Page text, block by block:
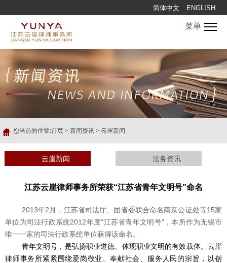
简体中文 ENGLISH
菜单
您当前的位置:首页 > 新闻资讯 > 云崖新闻
云崖新闻 法务资讯
江苏云崖律师事务所荣获“江苏省青年文明号”命名
2013年2月，江苏省司法厅、团省委联合命名南京公证处等15家
单位为司法行政系统2012年度“江苏省青年文明号”，本所作为无锡市
唯一一家的司法行政系统单位获得该命名。
青年文明号，是弘扬职业道德、体现职业文明的有效载体。云崖
律师事务所紧紧围绕爱岗敬业、奉献社会、服务人民的宗旨，以创